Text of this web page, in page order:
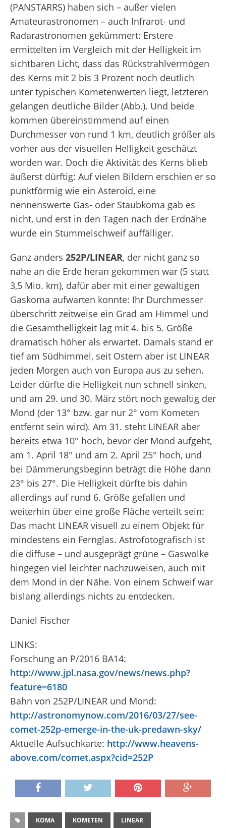
(PANSTARRS) haben sich – außer vielen
Amateurastronomen – auch Infrarot- und
Radarastronomen gekümmert: Erstere
ermittelten im Vergleich mit der Helligkeit im
sichtbaren Licht, dass das Rückstrahlvermögen
des Kerns mit 2 bis 3 Prozent noch deutlich
unter typischen Kometenwerten liegt, letzteren
gelangen deutliche Bilder (Abb.). Und beide
kommen übereinstimmend auf einen
Durchmesser von rund 1 km, deutlich größer als
vorher aus der visuellen Helligkeit geschätzt
worden war. Doch die Aktivität des Kerns blieb
äußerst dürftig: Auf vielen Bildern erschien er so
punktförmig wie ein Asteroid, eine
nennenswerte Gas- oder Staubkoma gab es
nicht, und erst in den Tagen nach der Erdnähe
wurde ein Stummelschweif auffälliger.
Ganz anders 252P/LINEAR, der nicht ganz so
nahe an die Erde heran gekommen war (5 statt
3,5 Mio. km), dafür aber mit einer gewaltigen
Gaskoma aufwarten konnte: Ihr Durchmesser
überschritt zeitweise ein Grad am Himmel und
die Gesamthelligkeit lag mit 4. bis 5. Größe
dramatisch höher als erwartet. Damals stand er
tief am Südhimmel, seit Ostern aber ist LINEAR
jeden Morgen auch von Europa aus zu sehen.
Leider dürfte die Helligkeit nun schnell sinken,
und am 29. und 30. März stört noch gewaltig der
Mond (der 13° bzw. gar nur 2° vom Kometen
entfernt sein wird). Am 31. steht LINEAR aber
bereits etwa 10° hoch, bevor der Mond aufgeht,
am 1. April 18° und am 2. April 25° hoch, und
bei Dämmerungsbeginn beträgt die Höhe dann
23° bis 27°. Die Helligkeit dürfte bis dahin
allerdings auf rund 6. Größe gefallen und
weiterhin über eine große Fläche verteilt sein:
Das macht LINEAR visuell zu einem Objekt für
mindestens ein Fernglas. Astrofotografisch ist
die diffuse – und ausgeprägt grüne – Gaswolke
hingegen viel leichter nachzuweisen, auch mit
dem Mond in der Nähe. Von einem Schweif war
bislang allerdings nichts zu entdecken.
Daniel Fischer
LINKS:
Forschung an P/2016 BA14:
http://www.jpl.nasa.gov/news/news.php?
feature=6180
Bahn von 252P/LINEAR und Mond:
http://astronomynow.com/2016/03/27/see-
comet-252p-emerge-in-the-uk-predawn-sky/
Aktuelle Aufsuchkarte: http://www.heavens-
above.com/comet.aspx?cid=252P
KOMA KOMETEN LINEAR